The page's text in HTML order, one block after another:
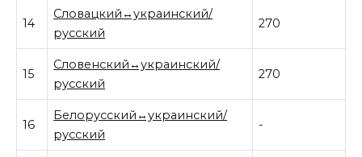
14
Словацкий↔украинский/
русский
270
15
Словенский↔украинский/
русский
270
16
Белорусский↔украинский/
русский
-